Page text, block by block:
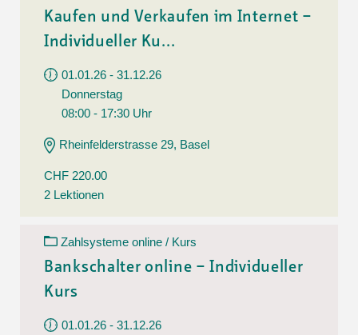
Kaufen und Verkaufen im Internet –
Individueller Ku...
01.01.26 - 31.12.26
Donnerstag
08:00 - 17:30 Uhr
Rheinfelderstrasse 29, Basel
CHF 220.00
2 Lektionen
Zahlsysteme online / Kurs
Bankschalter online – Individueller
Kurs
01.01.26 - 31.12.26